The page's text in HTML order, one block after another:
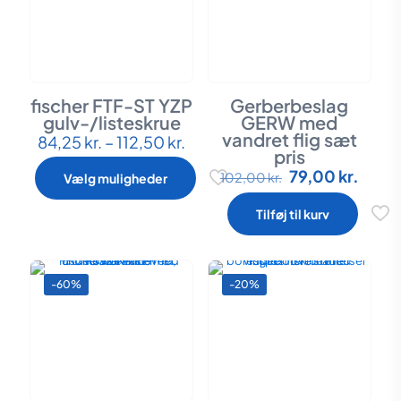
fischer FTF-ST YZP
gulv-/listeskrue
Dette
vare
har
vælges
84,25 kr. –112,50 kr. Prisinterval:
84,25 kr.
til
112,50 kr.
Vælg muligheder
Gerberbeslag
GERW med
vandret flig sæt
pris
102,00kr. Den
oprindelige
pris
var:
79,00 kr.
pris
er:
Tilføj til kurv
-60% -20%